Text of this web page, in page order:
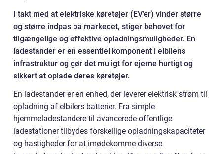
I takt med at elektriske køretøjer (EV’er) vinder større
og større indpas på markedet, stiger behovet for
tilgængelige og effektive opladningsmuligheder. En
ladestander er en essentiel komponent i elbilens
infrastruktur og gør det muligt for ejerne hurtigt og
sikkert at oplade deres køretøjer.
En ladestander er en enhed, der leverer elektrisk strøm til
opladning af elbilers batterier. Fra simple
hjemmeladestandere til avancerede offentlige
ladestationer tilbydes forskellige opladningskapaciteter
og hastigheder for at imødekomme diverse